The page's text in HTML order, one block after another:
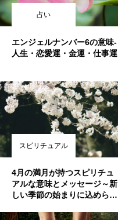
占い
エンジェルナンバー6の意味-
人生・恋愛運・金運・仕事運
スピリチュアル
4月の満月が持つスピリチュ
アルな意味とメッセージ～新
しい季節の始まりに込められ